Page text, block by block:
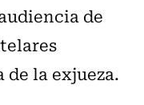
de
la exjueza.